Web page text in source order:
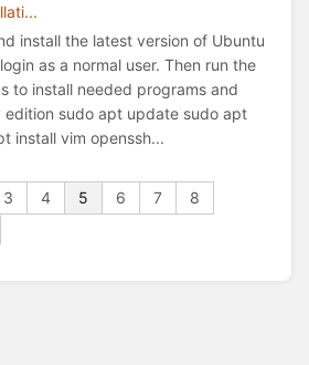
install the latest version of Ubuntu
as a normal user. Then run the
to install needed programs and
edition sudo apt update sudo apt
install vim openssh...
3 4 5 6 7
8